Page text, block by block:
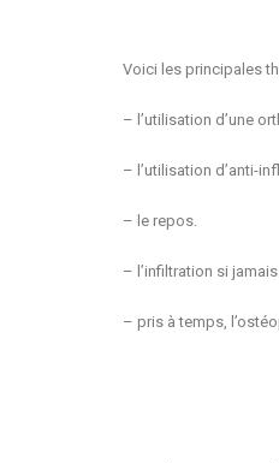
Voici les principales
– l’utilisation d’une
– l’utilisation d’anti-
– le repos.
– l’infiltration si
– pris à temps,